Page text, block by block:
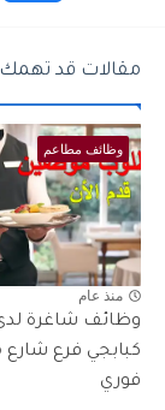
مقالات قد تهمك
وظائف مطاعم
منذ عام
وظائف شاغرة
كبابجي فرع
فوري